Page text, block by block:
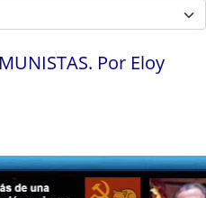
Por Eloy